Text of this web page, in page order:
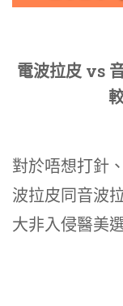
電波拉皮 vs
對於唔想打針
波拉皮同音波
大非入侵醫美